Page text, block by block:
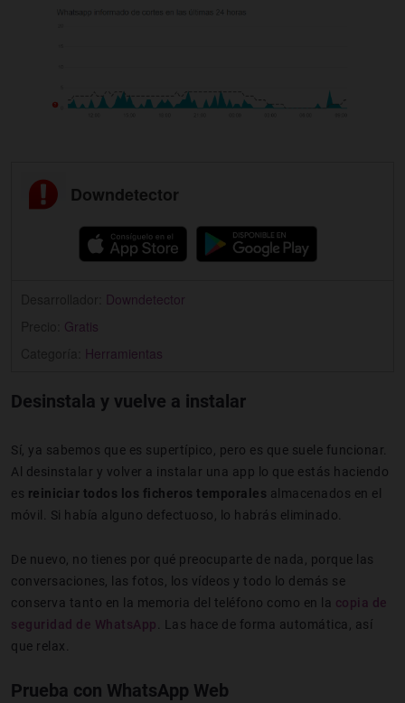
Downdetector
Downdetector
Gratis
Herramientas
Desinstala y vuelve a instalar
Sí, ya sabemos que es supertípico, pero es que suele funcionar.
Al desinstalar y volver a instalar una app lo que estás haciendo
es reiniciar todos los ficheros temporales almacenados en el
móvil. Si había alguno defectuoso, lo habrás eliminado.
De nuevo, no tienes por qué preocuparte de nada, porque las
conversaciones, las fotos, los vídeos y todo lo demás se
conserva tanto en la memoria del teléfono como en la copia de
seguridad de WhatsApp . Las hace de forma automática, así
que relax.
Prueba con WhatsApp Web